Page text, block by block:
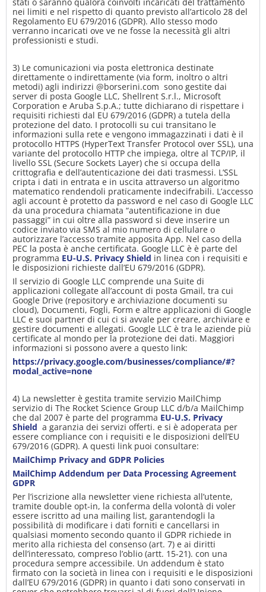
nei limiti e nel rispetto di quanto previsto all’articolo 28 del
Regolamento EU 679/2016 (GDPR). Allo stesso modo
verranno incaricati ove ve ne fosse la necessità gli altri
professionisti e studi.
3) Le comunicazioni via posta elettronica destinate
direttamente o indirettamente (via form, inoltro o altri
metodi) agli indirizzi @borserini.com sono gestite dai
server di posta Google LLC, Shellrent S.r.l., Microsoft
Corporation e Aruba S.p.A.; tutte dichiarano di rispettare i
requisiti richiesti dal EU 679/2016 (GDPR) a tutela della
protezione del dato. I protocolli su cui transitano le
informazioni sulla rete e vengono immagazzinati i dati è il
protocollo HTTPS (HyperText Transfer Protocol over SSL), una
variante del protocollo HTTP che impiega, oltre al TCP/IP, il
livello SSL (Secure Sockets Layer) che si occupa della
crittografia e dell’autenticazione dei dati trasmessi. L’SSL
cripta i dati in entrata e in uscita attraverso un algoritmo
matematico rendendoli praticamente indecifrabili. L’accesso
agli account è protetto da password e nel caso di Google LLC
da una procedura chiamata “autentificazione in due
passaggi” in cui oltre alla password si deve inserire un
codice inviato via SMS al mio numero di cellulare o
autorizzare l’accesso tramite apposita App. Nel caso della
PEC la posta è anche certificata. Google LLC è è parte del
programma EU-U.S. Privacy Shield in linea con i requisiti e
le disposizioni richieste dall’EU 679/2016 (GDPR).
Il servizio di Google LLC comprende una Suite di
applicazioni collegate all’account di posta Gmail, tra cui
Google Drive (repository e archiviazione documenti su
cloud), Documenti, Fogli, Form e altre applicazioni di Google
LLC e suoi partner di cui ci si avvale per creare, archiviare e
gestire documenti e allegati. Google LLC è tra le aziende più
certificate al mondo per la protezione dei dati. Maggiori
informazioni si possono avere a questo link:
https://privacy.google.com/businesses/compliance/#?
modal_active=none
4) La newsletter è gestita tramite servizio MailChimp
servizio di The Rocket Science Group LLC d/b/a MailChimp
che dal 2007 è parte del programma EU-U.S. Privacy
Shield a garanzia dei servizi offerti. e si è adoperata per
essere compliance con i requisiti e le disposizioni dell’EU
679/2016 (GDPR). A questi link puoi consultare:
MailChimp Privacy and GDPR Policies
MailChimp Addendum per Data Processing Agreement
GDPR
Per l’iscrizione alla newsletter viene richiesta all’utente,
tramite double opt-in, la conferma della volontà di voler
essere iscritto ad una mailing list, garantendogli la
possibilità di modificare i dati forniti e cancellarsi in
qualsiasi momento secondo quanto il GDPR richiede in
merito alla richiesta del consenso (art. 7) e ai diritti
dell’interessato, compreso l’oblio (artt. 15-21). con una
procedura sempre accessibile. Un addendum è stato
firmato con la società in linea con i requisiti e le disposizioni
dall’EU 679/2016 (GDPR) in quanto i dati sono conservati in